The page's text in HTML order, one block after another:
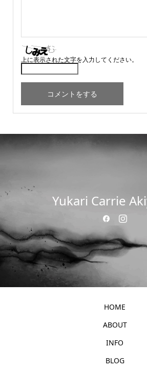
上に表示された文字を入力してください。
Yukari Carrie
HOME
ABOUT
INFO
BLOG